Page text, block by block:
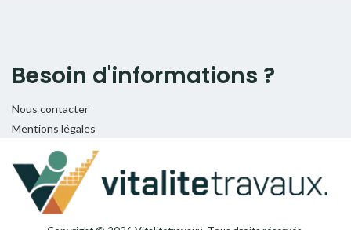
Besoin d'informations ?
Nous contacter
Mentions légales